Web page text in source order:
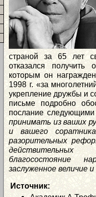
страной за 65 лет
отказался получить
которым он
1998 г. «за
укрепление дружбы и
письме подробно
послание
принимать из ваших
и вашего
разорительных
благосостояние
заслуженное величие
Источник: